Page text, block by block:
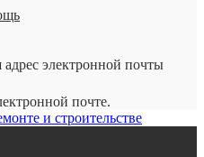
электронной почты
почте.
и строительстве